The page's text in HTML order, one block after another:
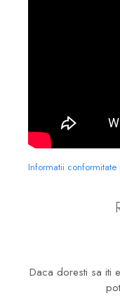
Informatii conformitate
Daca doresti sa iti